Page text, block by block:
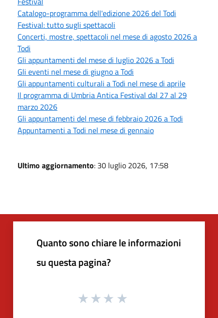
Catalogo-programma dell'edizione 2026 del Todi
Festival: tutto sugli spettacoli
Concerti, mostre, spettacoli nel mese di agosto 2026 a
Todi
Gli appuntamenti del mese di luglio 2026 a Todi
Gli eventi nel mese di giugno a Todi
Gli appuntamenti culturali a Todi nel mese di aprile
Il programma di Umbria Antica Festival dal 27 al 29
marzo 2026
Gli appuntamenti del mese di febbraio 2026 a Todi
Appuntamenti a Todi nel mese di gennaio
Ultimo aggiornamento: 30 luglio 2026, 17:58
Quanto sono chiare le informazioni
su questa pagina?